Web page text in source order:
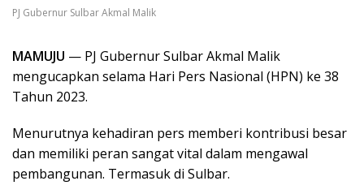
PJ Gubernur Sulbar Akmal Malik
MAMUJU — PJ Gubernur Sulbar Akmal Malik
mengucapkan selama Hari Pers Nasional (HPN) ke 38
Tahun 2023.
Menurutnya kehadiran pers memberi kontribusi besar
dan memiliki peran sangat vital dalam mengawal
pembangunan. Termasuk di Sulbar.